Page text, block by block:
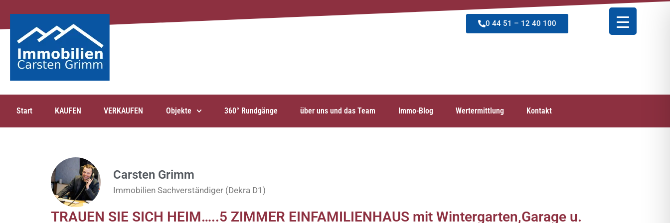
0 44 51 – 12 40 100
Start KAUFEN VERKAUFEN Objekte 360° Rundgänge über uns und das Team Immo-Blog Wertermittlung Kontakt
Carsten Grimm
Immobilien Sachverständiger (Dekra D1)
TRAUEN SIE SICH HEIM…..5 ZIMMER EINFAMILIENHAUS mit Wintergarten,Garage u.